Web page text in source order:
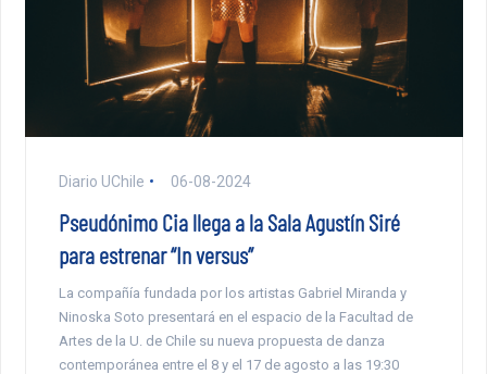
Diario UChile 06-08-2024
Pseudónimo Cia llega a la Sala Agustín Siré
para estrenar “In versus”
La compañía fundada por los artistas Gabriel Miranda y
Ninoska Soto presentará en el espacio de la Facultad de
Artes de la U. de Chile su nueva propuesta de danza
contemporánea entre el 8 y el 17 de agosto a las 19:30